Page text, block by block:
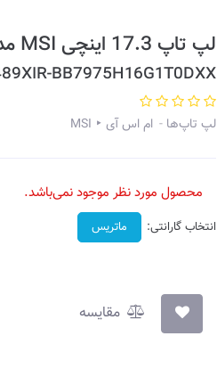
لپ تاپ 17.3 اینچی MSI مدل GF75 Thin 9SC
BB7975H16G1T0DXX
لپ تاپ‌ها ام اس آی ‣ MSI
محصول مورد نظر موجود نمی‌باشد.
انتخاب گارانتی: ماتریس
مقایسه